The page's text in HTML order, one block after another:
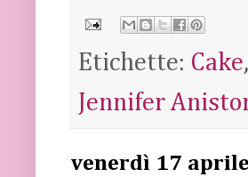
Etichette: Cake,
Jennifer
venerdì 17